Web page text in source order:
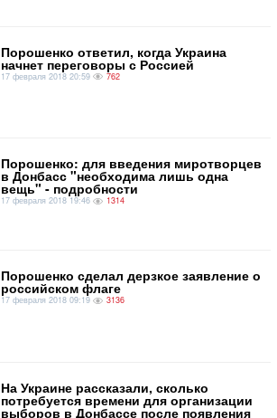
Порошенко ответил, когда Украина
начнет переговоры с Россией
17 февраля 2018 20:59 762
Порошенко: для введения миротворцев
в Донбасс "необходима лишь одна
вещь" - подробности
17 февраля 2018 19:46 1314
Порошенко сделал дерзкое заявление о
российском флаге
17 февраля 2018 09:19 3136
На Украине рассказали, сколько
потребуется времени для организации
выборов в Донбассе после появления